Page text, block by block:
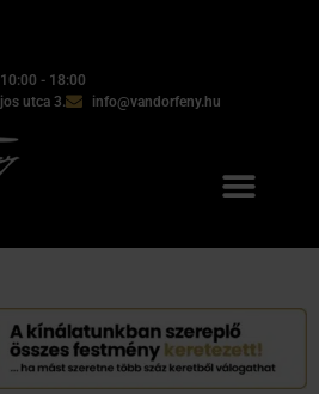
- 18:00
utca 3.
info@vandorfeny.hu